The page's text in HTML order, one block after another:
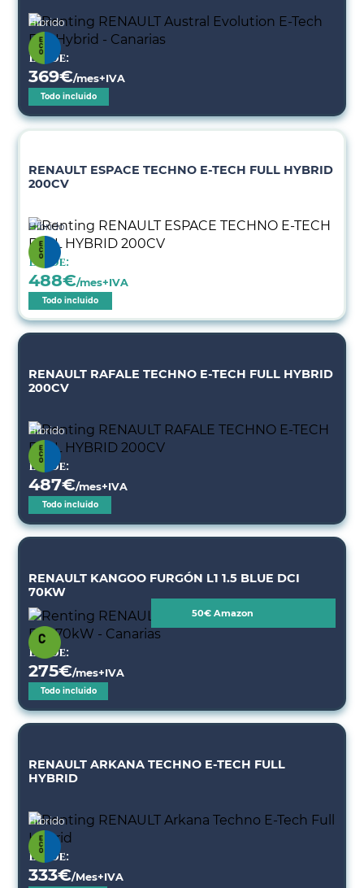
Híbrido
Desde:
369€/mes+IVA
Todo incluido
RENAULT ESPACE TECHNO E-TECH FULL HYBRID
200CV
Híbrido
Desde:
488€/mes+IVA
Todo incluido
RENAULT RAFALE TECHNO E-TECH FULL HYBRID
200CV
Híbrido
Desde:
487€/mes+IVA
Todo incluido
RENAULT KANGOO FURGÓN L1 1.5 BLUE DCI
70KW
50€ Amazon
Desde:
275€/mes+IVA
Todo incluido
RENAULT ARKANA TECHNO E-TECH FULL
HYBRID
Híbrido
Desde:
333€/Mes+IVA